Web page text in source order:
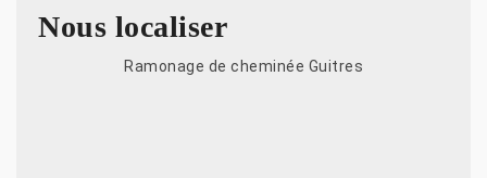
Nous localiser
Ramonage de cheminée Guitres